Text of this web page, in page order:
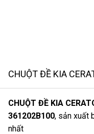
CHUỘT ĐỀ KIA
CHUỘT ĐỀ KIA
361202B100, sản xuất
nhất